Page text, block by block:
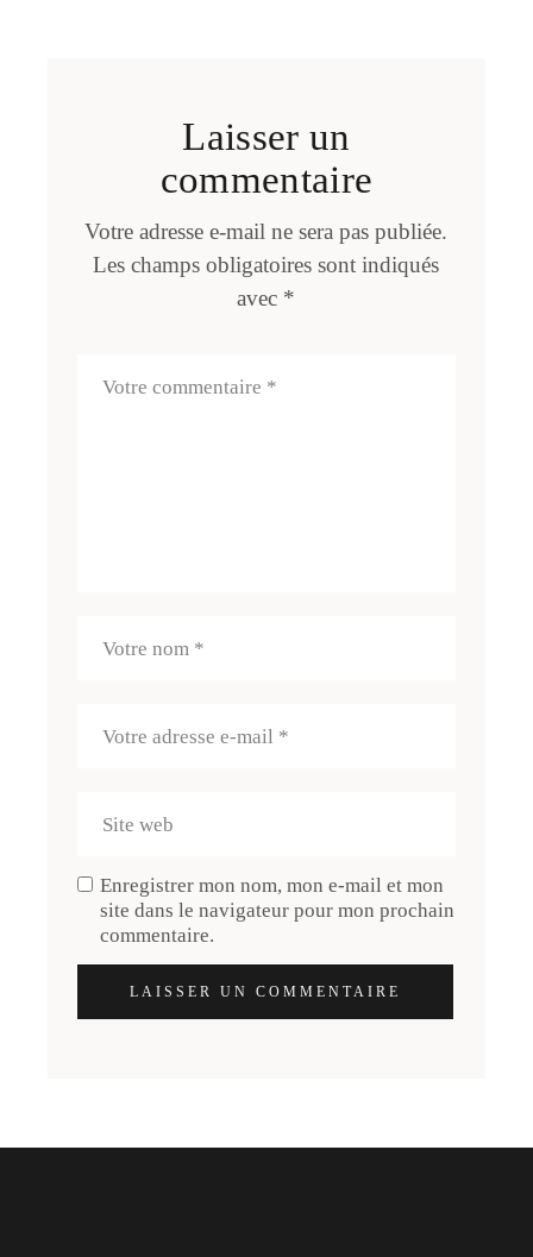
Laisser un
commentaire
Votre adresse e-mail ne sera pas publiée.
Les champs obligatoires sont indiqués
avec *
Enregistrer mon nom, mon e-mail et mon
site dans le navigateur pour mon prochain
commentaire.
LAISSER UN COMMENTAIRE